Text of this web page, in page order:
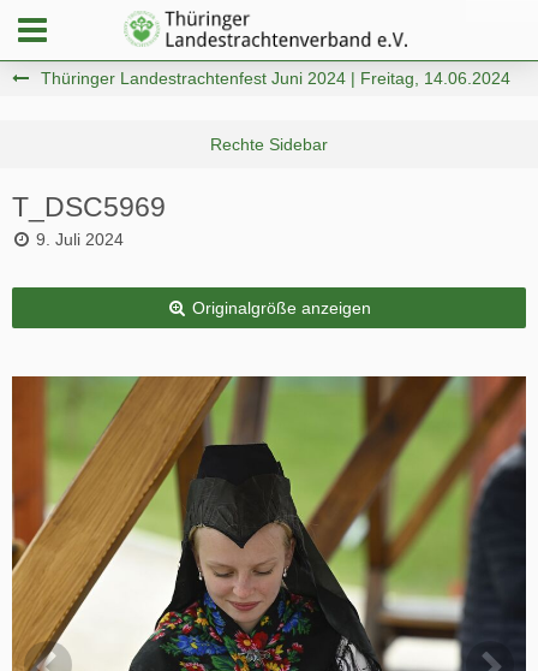
Thüringer Landestrachtenfest Juni 2024 | Freitag, 14.06.2024
T_DSC5969
9. Juli 2024
Originalgröße anzeigen